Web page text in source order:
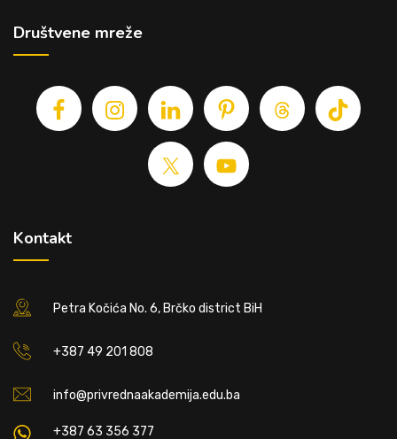
Društvene mreže
Kontakt
Petra Kočića No. 6, Brčko district BiH
+387 49 201 808
info@privrednaakademija.edu.ba
+387 63 356 377